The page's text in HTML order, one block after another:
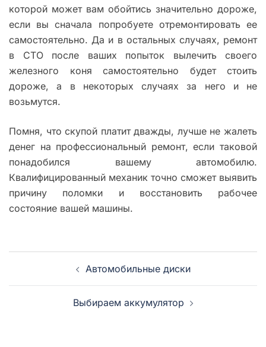
которой может вам обойтись значительно дороже,
если вы сначала попробуете отремонтировать ее
самостоятельно. Да и в остальных случаях, ремонт
в СТО после ваших попыток вылечить своего
железного коня самостоятельно будет стоить
дороже, а в некоторых случаях за него и не
возьмутся.
Помня, что скупой платит дважды, лучше не жалеть
денег на профессиональный ремонт, если таковой
понадобился вашему автомобилю.
Квалифицированный механик точно сможет выявить
причину поломки и восстановить рабочее
состояние вашей машины.
Навигация
записи
Автомобильные диски
Выбираем аккумулятор